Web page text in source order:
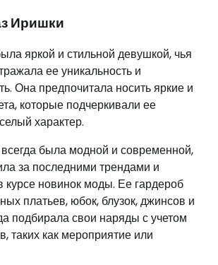
Иришки
яркой и стильной девушкой, чья
ее уникальность и
Она предпочитала носить яркие и
которые подчеркивали ее
характер.
была модной и современной,
за последними трендами и
курсе новинок моды. Ее гардероб
платьев, юбок, блузок, джинсов и
подбирала свои наряды с учетом
таких как мероприятие или